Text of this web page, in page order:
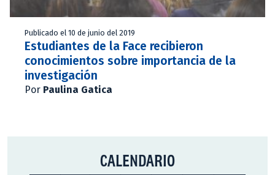
Publicado el 10 de junio del 2019
Estudiantes de la Face recibieron
conocimientos sobre importancia de la
investigación
Por Paulina Gatica
CALENDARIO